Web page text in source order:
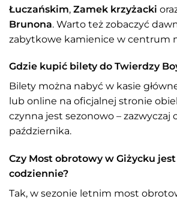
Łuczańskim, Zamek krzyżacki
Brunona. Warto też zobaczyć
zabytkowe kamienice w centrum
Gdzie kupić bilety do Twierdzy
Bilety można nabyć w kasie
lub online na oficjalnej stronie
czynna jest sezonowo – zazwyczaj
października.
Czy Most obrotowy w Giżycku
codziennie?
Tak, w sezonie letnim most